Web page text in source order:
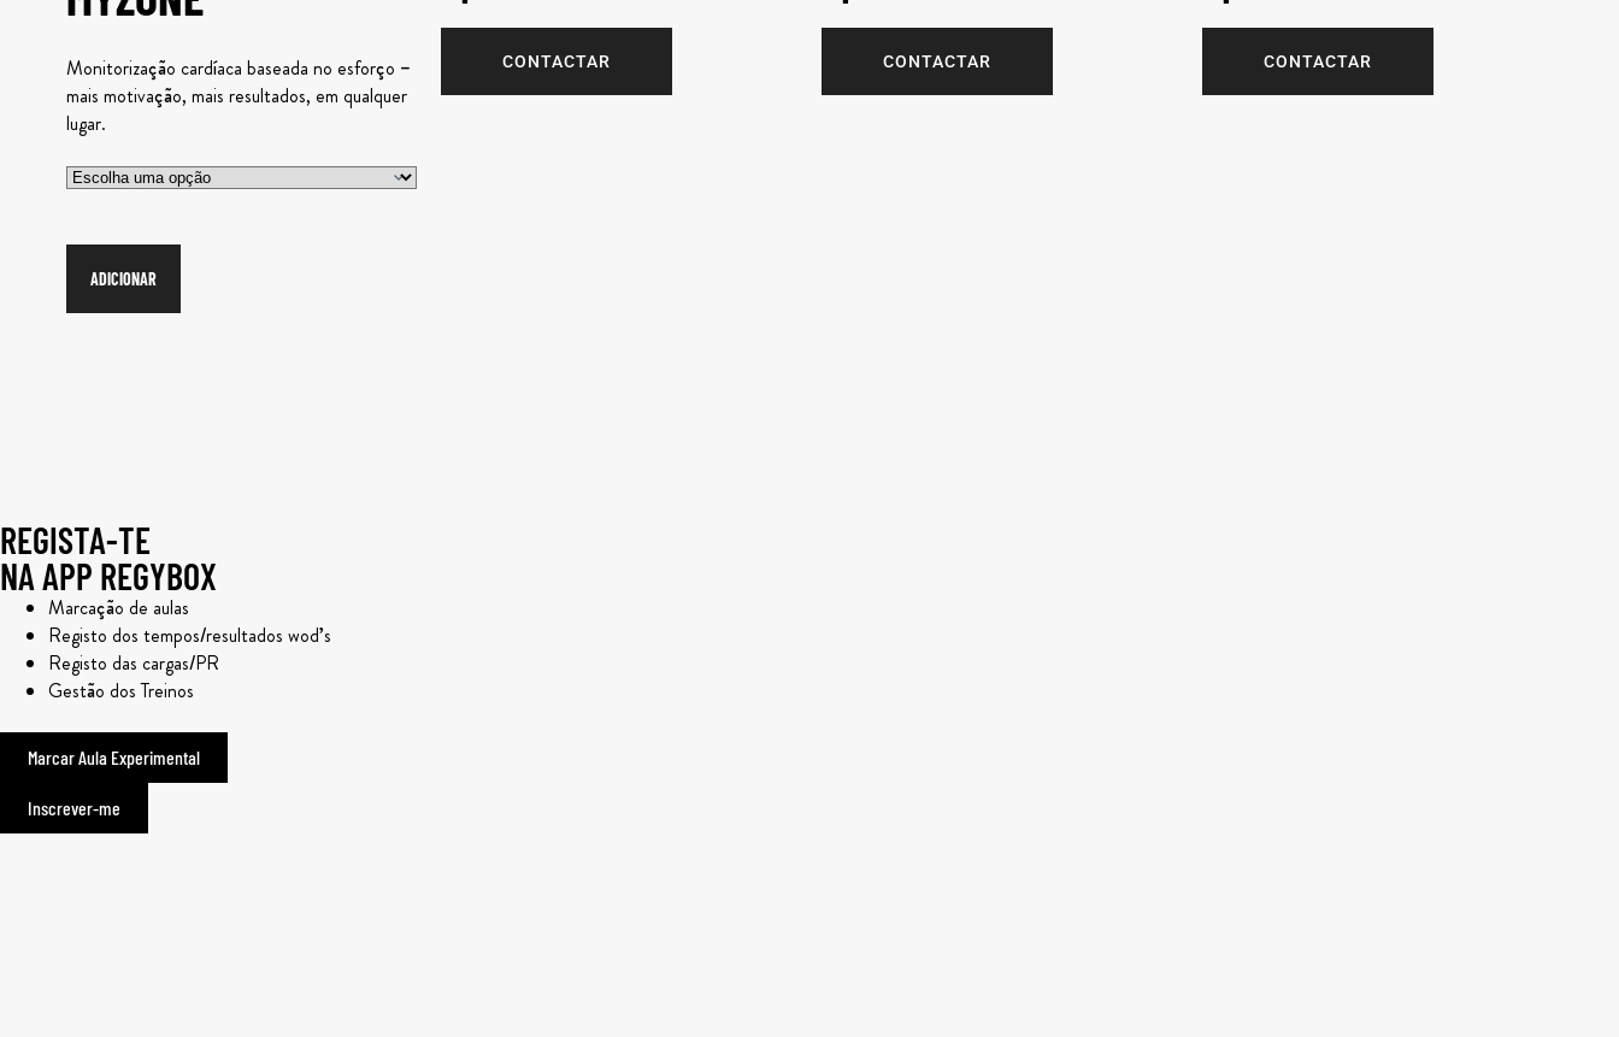
Monitorização cardíaca baseada no esforço –
mais motivação, mais resultados, em qualquer
lugar.
ADICIONAR
CONTACTAR CONTACTAR CONTACTAR
REGISTA-TE
NA APP REGYBOX
Marcação de aulas
Registo dos tempos/resultados wod’s
Registo das cargas/PR
Gestão dos Treinos
Marcar Aula Experimental
Inscrever-me